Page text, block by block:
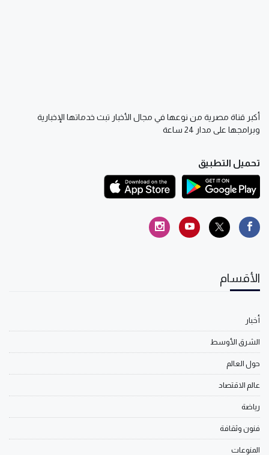
أكبر قناة مصرية من نوعها في مجال الأخبار تبث خدماتها الإخبارية
وبرامجها على مدار 24 ساعة
تحميل التطبيق
الأقسام
أخبار
الشرق الأوسط
حول العالم
عالم الاقتصاد
رياضة
فنون وثقافة
المنوعات